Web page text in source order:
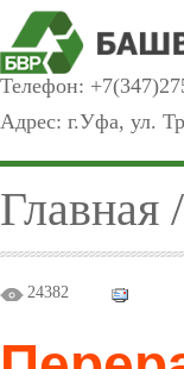
Телефон:
Адрес: г.Уфа, ул.
Главная /
24382